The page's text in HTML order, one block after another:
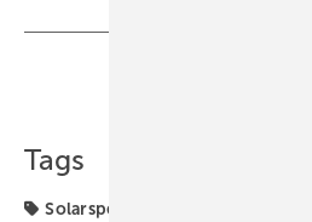
Tags
Solarspeicher